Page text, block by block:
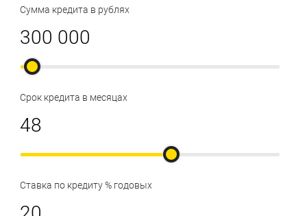
Сумма кредита в рублях
Срок кредита в месяцах
Ставка по кредиту % годовых